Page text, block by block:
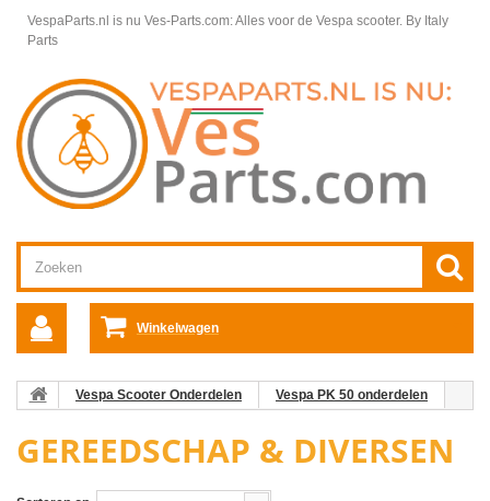
VespaParts.nl is nu Ves-Parts.com: Alles voor de Vespa scooter. By Italy
Parts
Winkelwagen
Vespa Scooter Onderdelen
Vespa PK 50 onderdelen
GEREEDSCHAP & DIVERSEN